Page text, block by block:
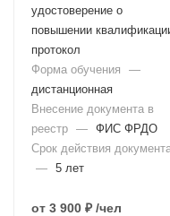
удостоверение о
повышении
протокол
Форма обучения
—
дистанционная
Внесение документа в
реестр — ФИС ФРДО
Срок действия
— 5 лет
от 3 900 ₽ /чел